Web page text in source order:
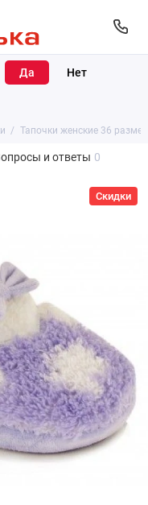
Тапочки женские 36 размер
и ответы 0
Скидки